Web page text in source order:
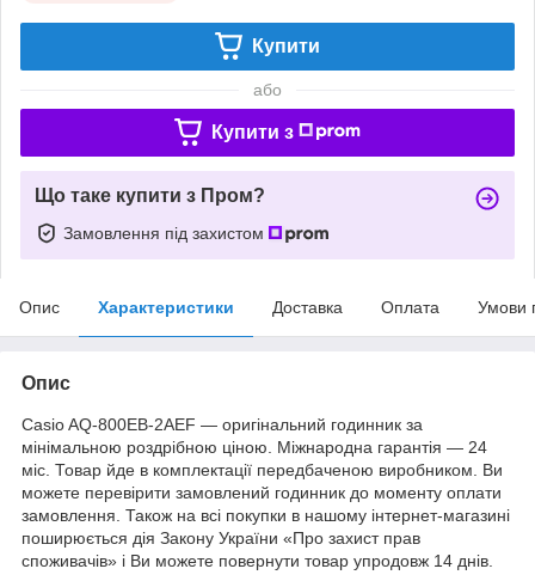
Купити
або
Купити з
Що таке купити з Пром?
Замовлення під захистом
Опис Характеристики Доставка Оплата Умови
Опис
Casio AQ-800EB-2AEF — оригінальний годинник за
мінімальною роздрібною ціною. Міжнародна гарантія — 24
міс. Товар йде в комплектації передбаченою виробником. Ви
можете перевірити замовлений годинник до моменту оплати
замовлення. Також на всі покупки в нашому інтернет-магазині
поширюється дія Закону України «Про захист прав
споживачів» і Ви можете повернути товар упродовж 14 днів.